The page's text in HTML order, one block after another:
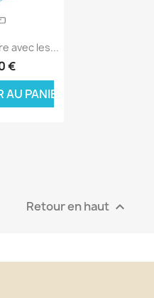
rapide
avec les...
€
PANIER
Retour en haut 